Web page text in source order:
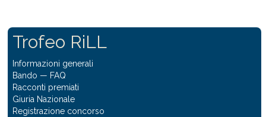
Trofeo RiLL
Informazioni generali
Bando — FAQ
Racconti premiati
Giuria Nazionale
Registrazione concorso